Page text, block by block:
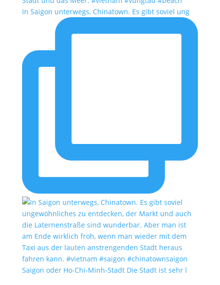
In Saigon unterwegs, Chinatown. Es gibt soviel ung
Saigon oder Ho-Chi-Minh-Stadt Die Stadt ist sehr l